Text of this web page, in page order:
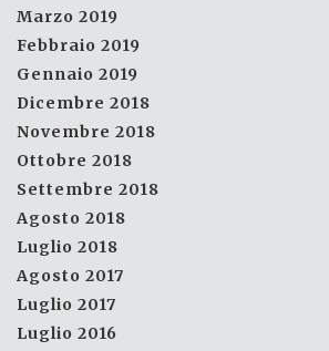
Marzo 2019
Febbraio 2019
Gennaio 2019
Dicembre 2018
Novembre 2018
Ottobre 2018
Settembre 2018
Agosto 2018
Luglio 2018
Agosto 2017
Luglio 2017
Luglio 2016